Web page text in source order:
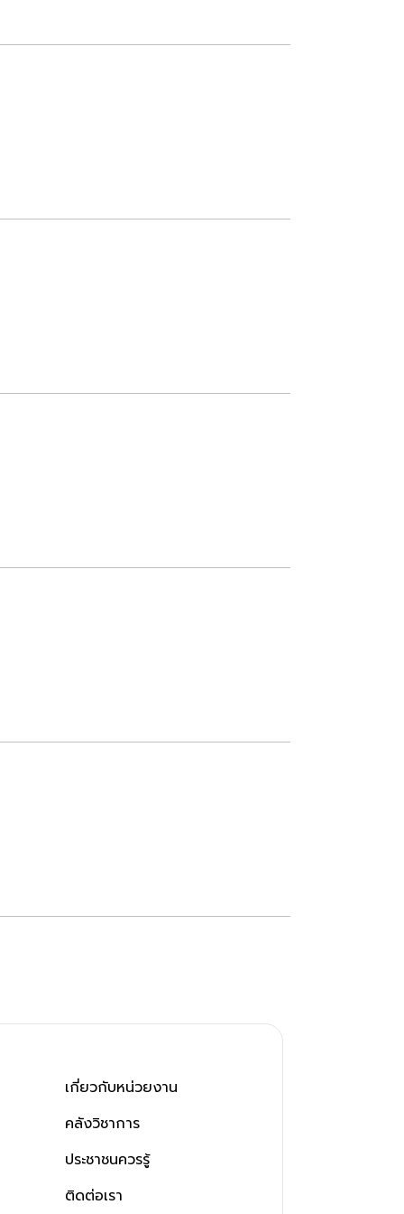
เกี่ยวกับหน่วยงาน
คลังวิชาการ
ประชาชนควรรู้
ติดต่อเรา